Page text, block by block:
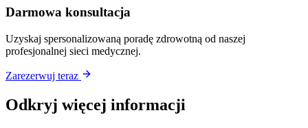
Darmowa konsultacja
Uzyskaj spersonalizowaną poradę zdrowotną od naszej
profesjonalnej sieci medycznej.
Zarezerwuj teraz
Odkryj więcej informacji